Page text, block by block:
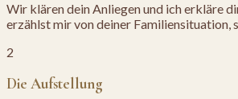
Wir klären dein Anliegen und ich erkläre
erzählst mir von deiner Familiensituation,
2
Die Aufstellung